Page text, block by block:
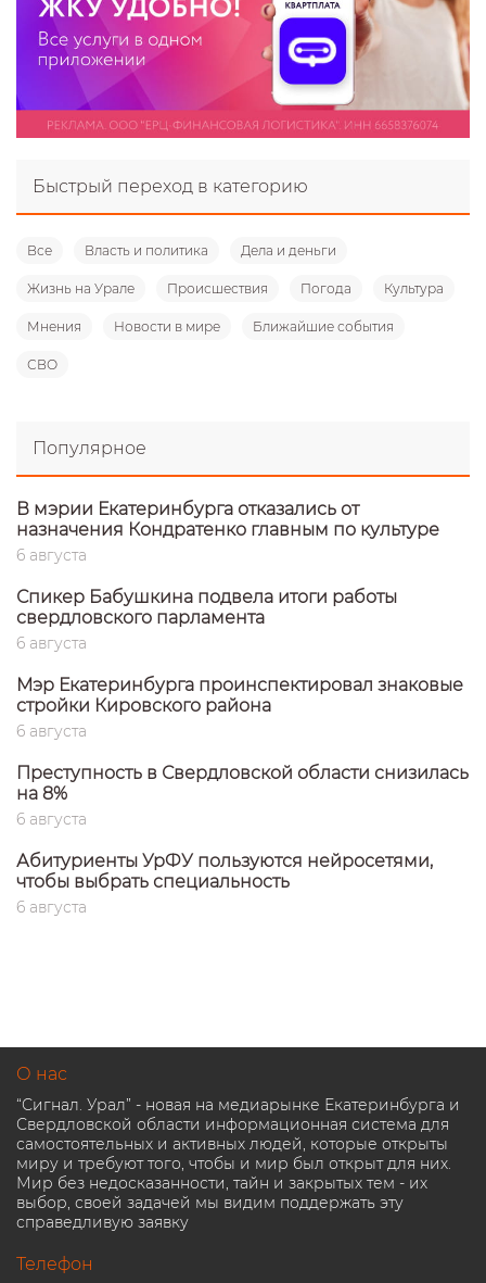
Быстрый переход в категорию
Все Власть и политика Дела и деньги
Жизнь на Урале Происшествия Погода Культура
Мнения Новости в мире Ближайшие события
СВО
Популярное
В мэрии Екатеринбурга отказались от
назначения Кондратенко главным по культуре
6 августа
Спикер Бабушкина подвела итоги работы
свердловского парламента
6 августа
Мэр Екатеринбурга проинспектировал знаковые
стройки Кировского района
6 августа
Преступность в Свердловской области снизилась
на 8%
6 августа
Абитуриенты УрФУ пользуются нейросетями,
чтобы выбрать специальность
6 августа
О нас
“Сигнал. Урал” - новая на медиарынке Екатеринбурга и
Свердловской области информационная система для
самостоятельных и активных людей, которые открыты
миру и требуют того, чтобы и мир был открыт для них.
Мир без недосказанности, тайн и закрытых тем - их
выбор, своей задачей мы видим поддержать эту
справедливую заявку
Телефон